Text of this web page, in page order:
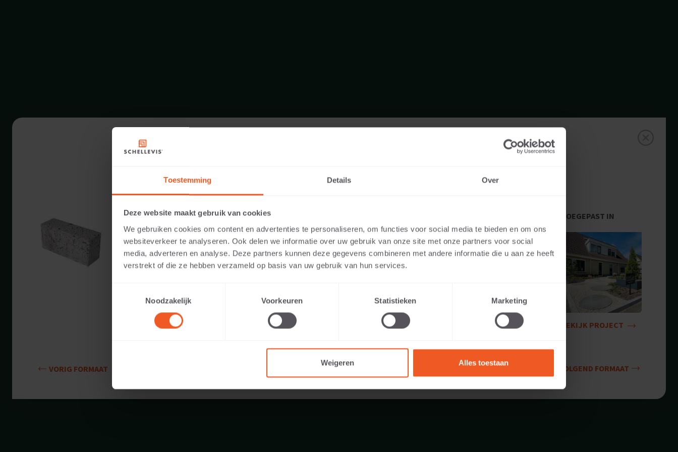
Toestemming Details Over
Deze website maakt gebruik van cookies
We gebruiken cookies om content en advertenties te personaliseren, om functies voor social media te bieden en om ons
websiteverkeer te analyseren. Ook delen we informatie over uw gebruik van onze site met onze partners voor social
media, adverteren en analyse. Deze partners kunnen deze gegevens combineren met andere informatie die u aan ze heeft
verstrekt of die ze hebben verzameld op basis van uw gebruik van hun services.
Noodzakelijk
Voorkeuren Statistieken Marketing
Weigeren Alles toestaan
7 CM DIKTE
Beschikbare kleuren:
Toepasbaar voor:
TOEGEPAST IN
BEKIJK PROJECT
VORIG FORMAAT VOLGEND FORMAAT